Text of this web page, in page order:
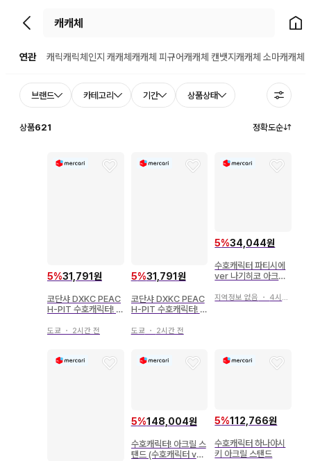
뒤로가기 홈으
연관 캐릭캐릭체인지 캐캐체 캐캐체 피규어캐캐체 캔뱃지캐캐체 소마캐캐체
브랜드 카테고리 기간 상품상태
상품621 정확도순
5%31,791원
코단샤 DXKC PEAC
H-PIT 수호캐릭터! 주
도쿄 ・ 2시간 전
5%31,791원
코단샤 DXKC PEAC
H-PIT 수호캐릭터! 주
도쿄 ・ 2시간 전
5%34,044원
수호캐릭터 파티시에
ver 나기히코 아크릴
지역정보 없음 ・ 4시간 전
5%148,004원
수호캐릭터! 아크릴 스
탠드 (수호캐릭터 ve
5%112,766원
수호캐릭터 하나야시
키 아크릴 스탠드